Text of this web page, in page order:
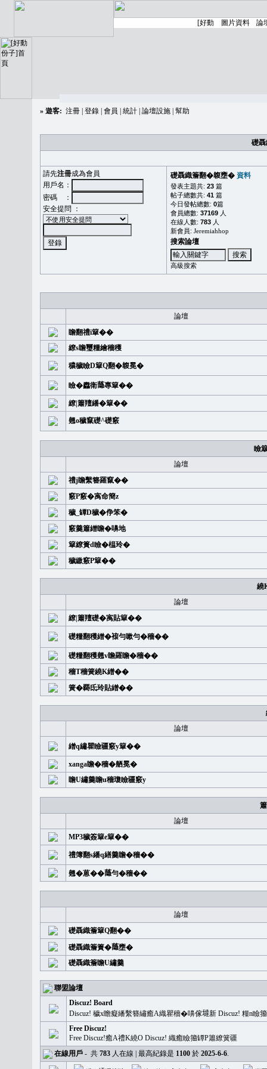
» 遊客: 注冊 登錄 會員 統計 論壇設施 幫助
礎
請先注冊成為會員
用戶名：
密碼 ：
安全提問 ：
礎聶織簷翻�䪖壅� 資料
發表主題共: 23 篇
帖子總數共: 41 篇
今日發帖總數: 0篇
會員總數: 37169 人
在線人數: 783 人
新會員: Jeremiahhop
搜索論壇
高級搜索
論壇
瞻翻禮i簞��
繚s瞻璽糧繪穡穫
穠穢瞼D簞Q翻�䪖冕�
瞼�䆐衛𦻕專簞��
繚|簫羶繙�簞��
翹o穢竄礎^礎竅
瞼
論壇
禮j瞻繫簪羅竄��
竅P竅�㝢命簡z
穢_罈D穢�鿇笨�
竅羹簫繒瞻�嚊地
簞繚簣d瞼�榅玲�
穢繳竅P簞��
繞
論壇
繚|簫羶礎�㝢貼簞��
礎糧翻穫繒�䙛勻嗽勻�穡��
礎糧翻穫翹v瞻羅瞻�穡��
穡T穡簧繞K繒��
簧�覉氐玲貼繒��
論壇
繒q繡瞿瞼疆竅y簞��
xanga瞻�穡�舾冕�
瞻U繡羹瞻u穡瓊瞼疆竅y
論壇
MP3穢簽簞e簞��
禮簿翻s繙q繕羹瞻�穡��
翹�蒽��𦻕勻�穡��
論壇
礎聶織簷簞Q翻��
礎聶織簷簣�𦻕壅�
礎聶織簷瞻U繡羹
聯盟論壇
Discuz! Board
Discuz! 穢x瞻癡繙繫簪繡癒A織瞿穡�嚊傢𡐿新 Discuz! 糧n
Free Discuz!
Free Discuz!癒A禮K繞O Discuz! 織癒瞼籀罈P簫繚簧疆
在線用戶 - 共 783 人在線 | 最高紀錄是 1100 於 2025-6-6.